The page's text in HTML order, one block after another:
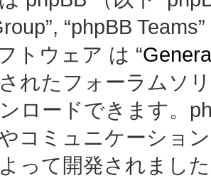
“phpBB
トウェア は “
れたフォーラムソ
ロードできます。
コミュニケーショ
って開発されまし